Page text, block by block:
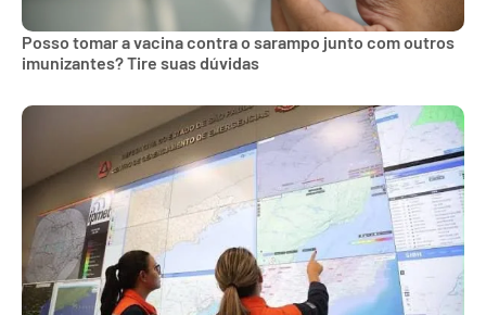
Posso tomar a vacina contra o sarampo junto com outros
imunizantes? Tire suas dúvidas